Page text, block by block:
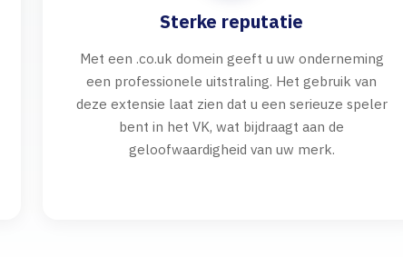
Sterke reputatie
Met een .co.uk domein geeft u uw onderneming
een professionele uitstraling. Het gebruik van
deze extensie laat zien dat u een serieuze speler
bent in het VK, wat bijdraagt aan de
geloofwaardigheid van uw merk.